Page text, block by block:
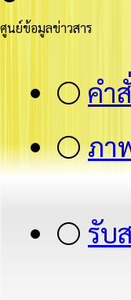
ศูนย์ข้อมูลข่าวสาร
⚪ คำ
⚪ภา
⚪ รับ